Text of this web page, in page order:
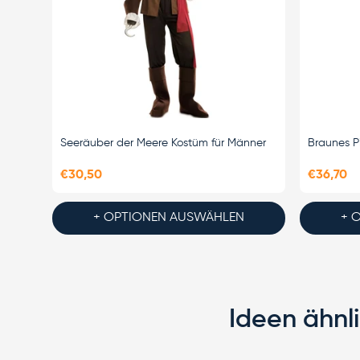
Seeräuber der Meere Kostüm für Männer
€30,50
+ OPTIONEN AUSWÄHLEN
Braunes
€36,70
+
Ideen